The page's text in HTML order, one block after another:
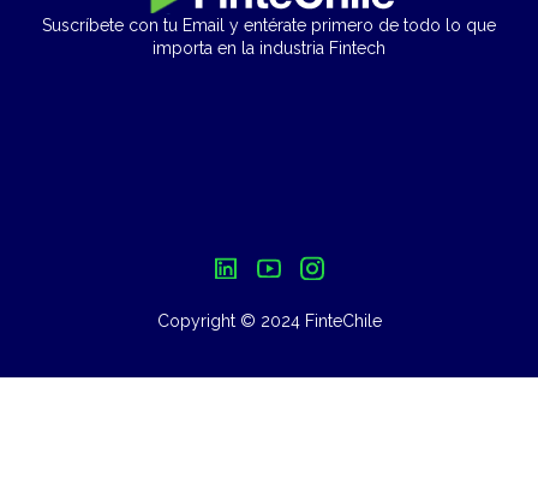
Suscríbete con tu Email y entérate primero de todo lo que
importa en la industria Fintech
Copyright © 2024 FinteChile